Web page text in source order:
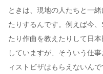
ときは、現地の人たちと一
たりするんです。例えば今
たり作曲を教えたりして日
していますが、そういう仕
ィストビザはもらえないん